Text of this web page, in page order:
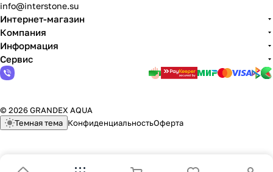
info@interstone.su
Интернет-магазин
Компания
Информация
Сервис
© 2026 GRANDEX AQUA
Темная тема КонфиденциальностьОферта